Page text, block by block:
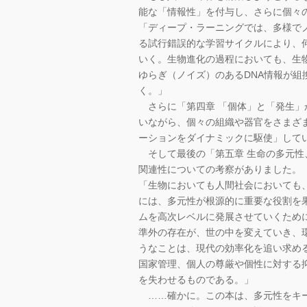
能な「情報性」を付与し、さらに個
「ディープ・ラーニングでは、多様
る試行錯誤的な学習サイクルにより
いく。生物進化の過程においても、
ゆらぎ（ノイズ）のあるDNA情報が
く。」
さらに「第四章 「個体」と「発生
いながら、個々の組織や器官をさま
ーションをダイナミックに駆使」して
そして最後の「第五章 生命の多元
関連性についての考察がありました。
「生物においても人間社会において
には、多元性が根源的に重要な役割
ムを高次レベルに発展させていくた
準外の存在が、世の中を変えていき
うなことは、現代の効率化を追い求
国家管理、個人の尊厳や個性に対す
を失わせるものである。」
……確かに。この本は、多元性をキ